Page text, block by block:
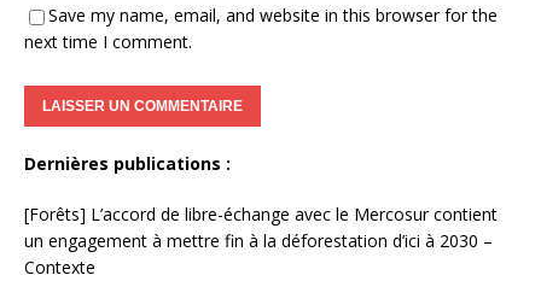
Save my name, email, and website in this browser for the
next time I comment.
Dernières publications :
[Forêts] L’accord de libre-échange avec le Mercosur contient
un engagement à mettre fin à la déforestation d’ici à 2030 –
Contexte